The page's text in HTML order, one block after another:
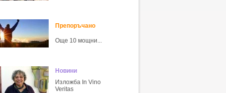
Препоръчано
Още 10 мощни...
Новини
Изложба In Vino
Veritas